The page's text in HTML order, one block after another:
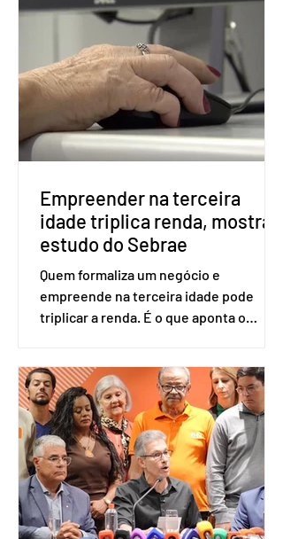
obrigatória para exercer o direito ao
voto. Se o título estiver regular, o
eleitor pode votar mesmo sem ter
realizado esse cadastro. Neste caso,
será exigido o documento de
identificação para acesso à urna
eletrônica. Se a urna eletrônica não
reconh
Empreender na terceira
idade triplica renda, mostra
estudo do Sebrae
Quem formaliza um negócio e
empreende na terceira idade pode
triplicar a renda. É o que aponta o
Amostra de Domicílio (PNAD Contínua),
do Serviço Brasileiro de Apoio às Micro
e Pequenas Empresas (Sebrae),
realizado a partir de dados do Instituto
Brasileiro de Geografia e Estatística
(IBGE). O estudo do Sebrae mostra que,
no quarto trimestre de 2025, os
empreendedores 60+ formalizados